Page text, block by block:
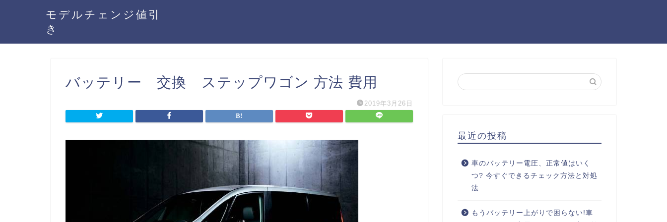
モデルチェンジ値引
き
バッテリー 交換 ステップワゴン 方法 費用
2019年3月26日
最近の投稿
車のバッテリー電圧、正常値はいく
つ? 今すぐできるチェック方法と対処
法
もうバッテリー上がりで困らない!車